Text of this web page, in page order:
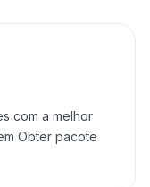
com a melhor
Obter pacote